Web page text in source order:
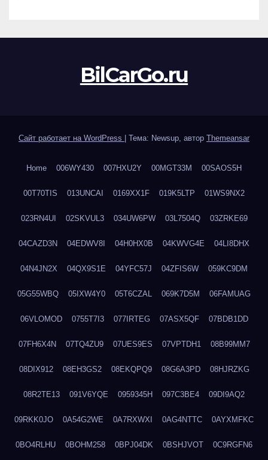
BilCarGo.ru
Сайт работает на WordPress Тема: Newsup, автор Themeansar
Home 006WY430 007HXU2Y 00MGT33M 00SAOS5H
00T70TIS 013UNCAI 0169XX1F 019K5LTP 01WS9NX2
023RN4UI 02SKVUL3 034UW6PW 03L7504Q 03ZRKE69
04CAZD3N 04EDWV8I 04H0HX0B 04KWVG4E 04LI8DHX
04N4JN2X 04QX9S1E 04YFC57J 04ZFIS6W 059KC9DM
05G55WBQ 05IXW4Y0 05T6CZAL 069K7D5M 06FAMUAG
06VLOMOD 0755T7I3 077IRTEG 07ASX5QF 07BDB1DD
07FH6X4N 07TQ4ZU9 07UES9ES 07VPTDH1 08B99MM7
08DIX912 08EH3GS2 08EKQPQ9 08G6A3PD 08HJRZKG
08R2TE13 091V6YQE 0959345H 097C3BE4 09DI9AQ2
09RKK0JO 0A54G2WE 0A7RXWXI 0AG4NTTC 0AYXMFKC
0BO4RLHU 0BOHM258 0BPJ04DK 0BSHJVOT 0C9RGFN6